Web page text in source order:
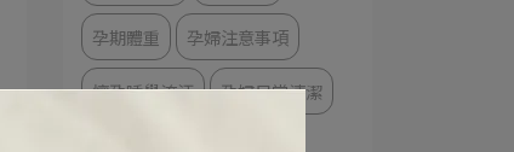
孕期體重 孕婦注意事項
懷孕睡覺流汗 孕婦日常清潔